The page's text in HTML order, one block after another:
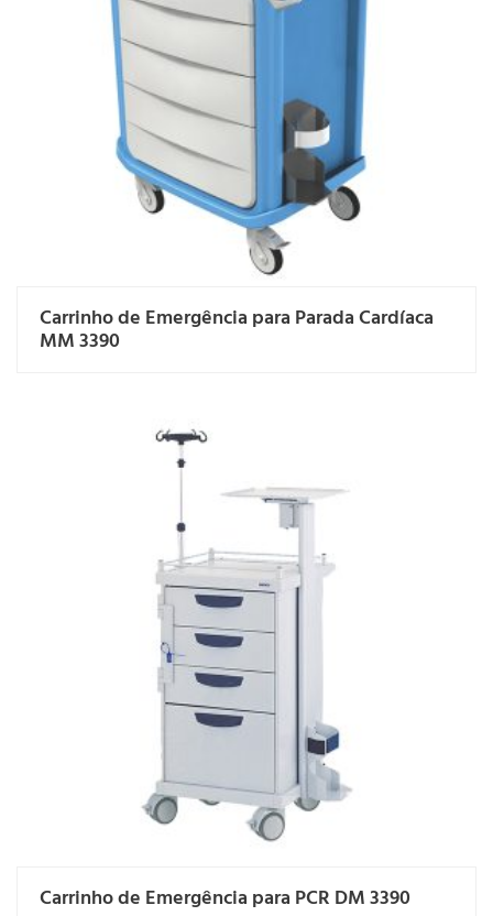
Carrinho de Emergência para Parada Cardíaca
MM 3390
Carrinho de Emergência para PCR DM 3390